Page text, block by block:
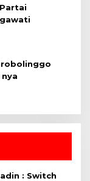
: Switch